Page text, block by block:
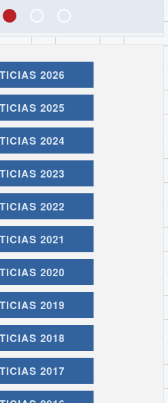
2026
2025
2024
2023
2022
2021
2020
2019
2018
2017